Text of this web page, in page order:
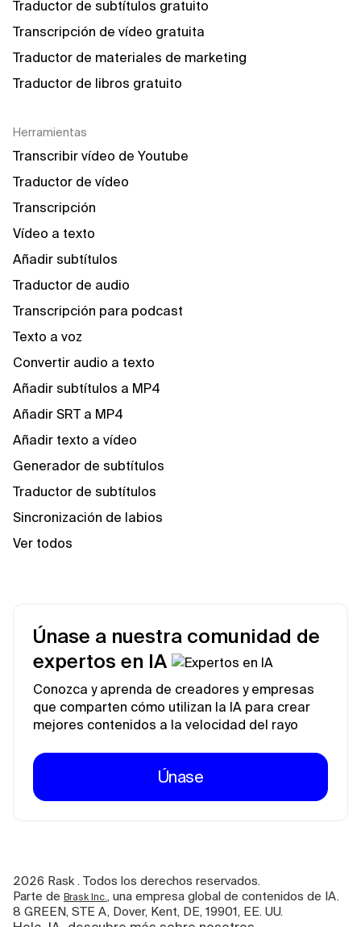
Traductor de subtítulos gratuito
Transcripción de vídeo gratuita
Traductor de materiales de marketing
Traductor de libros gratuito
Herramientas
Transcribir vídeo de Youtube
Traductor de vídeo
Transcripción
Vídeo a texto
Añadir subtítulos
Traductor de audio
Transcripción para podcast
Texto a voz
Convertir audio a texto
Añadir subtítulos a MP4
Añadir SRT a MP4
Añadir texto a vídeo
Generador de subtítulos
Traductor de subtítulos
Sincronización de labios
Ver todos
Únase a nuestra comunidad de
expertos en IA
Conozca y aprenda de creadores y empresas
que comparten cómo utilizan la IA para crear
mejores contenidos a la velocidad del rayo
Únase
2026 Rask . Todos los derechos reservados.
Parte de Brask Inc. , una empresa global de contenidos de IA.
8 GREEN, STE A, Dover, Kent, DE, 19901, EE. UU.